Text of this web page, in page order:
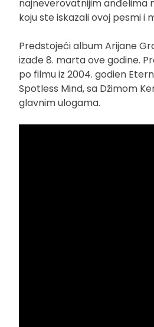
najneverovatnijim anđelima
koju ste iskazali ovoj pesmi i
Predstojeći album Arijane
izađe 8. marta ove godine.
po filmu iz 2004. godien
Spotless Mind, sa Džimom
glavnim ulogama.